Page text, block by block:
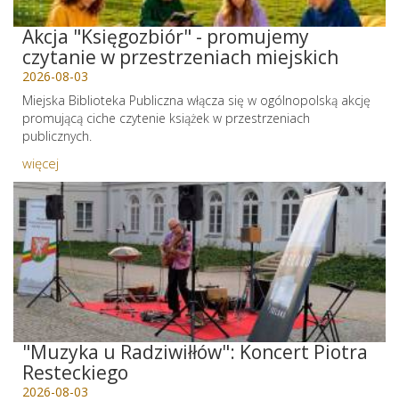
Akcja "Księgozbiór" - promujemy
czytanie w przestrzeniach miejskich
2026-08-03
Miejska Biblioteka Publiczna włącza się w ogólnopolską akcję
promującą ciche czytenie książek w przestrzeniach
publicznych.
więcej
"Muzyka u Radziwiłłów": Koncert Piotra
Resteckiego
2026-08-03